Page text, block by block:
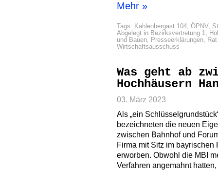
Mehr »
Tags: Kahlenbergast 104, ÖPNV,
Abgelegt in Bezirksvertretung 1,
und Bauen, Presseerklärungen,
Wirtschaftsausschuss
Was geht ab
Hochhäusern
03. März 2023
Als „ein
bezeichneten die neuen
zwischen Bahnhof und
Firma mit Sitz im
erworben. Obwohl die MBI
Verfahren angemahnt